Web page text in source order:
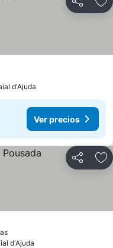
Compartir
d'Ajuda
Ver precios
Compartir
d'Ajuda